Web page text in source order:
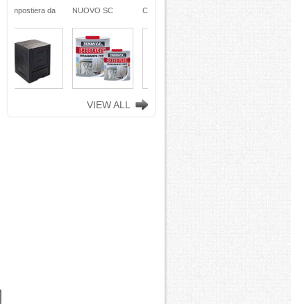
NUOVO SC
sverniciatore
pini (COPY) -
Compostiera da
plastica riciclata
(polipropilene)
260 Lt. nero
TOOMAX
VIEW ALL